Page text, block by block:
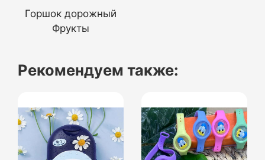
Горшок дорожный
Фрукты
Рекомендуем также: